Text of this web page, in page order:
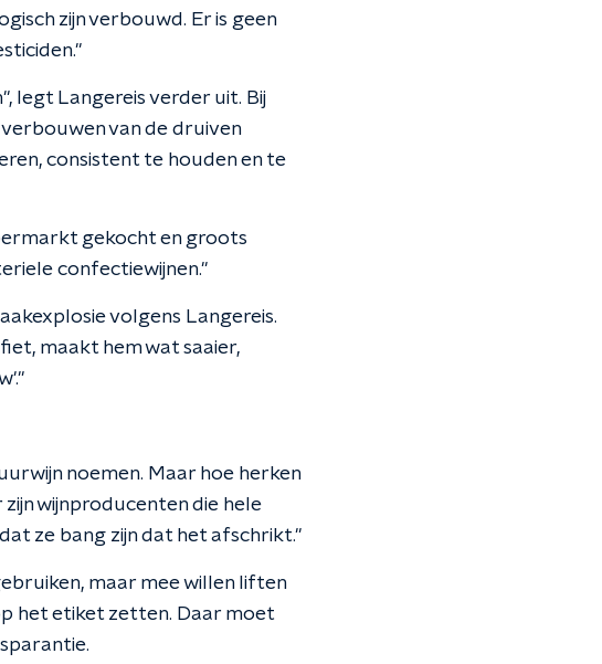
zijn verbouwd. Er is geen
legt Langereis verder uit. Bij
van de druiven
consistent te houden en te
gekocht en groots
confectiewijnen."
volgens Langereis.
maakt hem wat saaier,
noemen. Maar hoe herken
wijnproducenten die hele
ze bang zijn dat het afschrikt."
maar mee willen liften
het etiket zetten. Daar moet